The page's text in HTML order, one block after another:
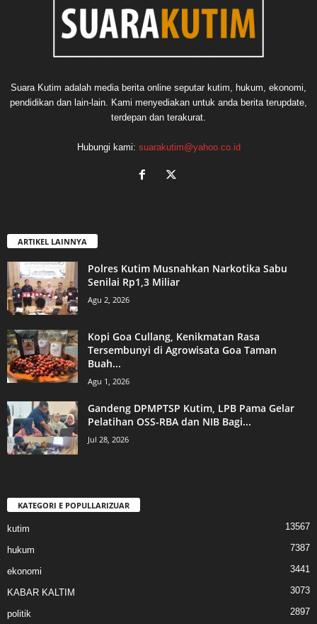
Suara Kutim adalah media berita online seputar kutim, hukum, ekonomi,
pendidikan dan lain-lain. Kami menyediakan untuk anda berita terupdate,
terdepan dan terakurat.
Hubungi kami: suarakutim@yahoo.co.id
ARTIKEL LAINNYA
Polres Kutim Musnahkan Narkotika Sabu
Senilai Rp1,3 Miliar
Agu 2, 2026
Kopi Goa Cullang, Kenikmatan Rasa
Tersembunyi di Agrowisata Goa Taman
Buah...
Agu 1, 2026
Gandeng DPMPTSP Kutim, LPB Pama Gelar
Pelatihan OSS-RBA dan NIB Bagi...
Jul 28, 2026
KATEGORI E POPULLARIZUAR
kutim 13567
hukum 7387
ekonomi 3441
KABAR KALTIM 3073
politik 2897